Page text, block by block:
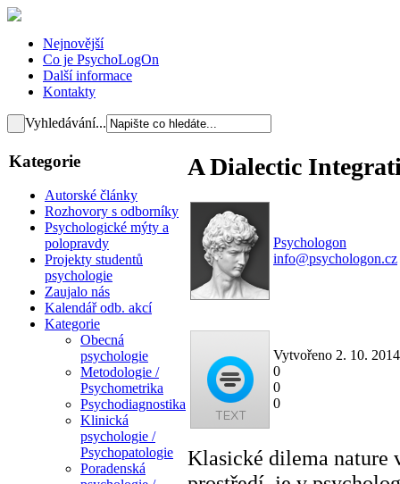
Nejnovější
Co je PsychoLogOn
Další informace
Kontakty
Vyhledávání...
Kategorie
Autorské články
Rozhovory s odborníky
Psychologické mýty a
polopravdy
Projekty studentů
psychologie
Zaujalo nás
Kalendář odb. akcí
Kategorie
Obecná
psychologie
Metodologie /
Psychometrika
Psychodiagnostika
Klinická
psychologie /
Psychopatologie
Poradenská
A Dialectic
Psychologon
info@psychologon.cz
Vytvořeno 2. 10.
0
0
0
Klasické dilema nature